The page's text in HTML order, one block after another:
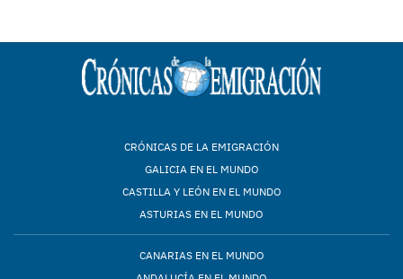
CRÓNICAS DE LA EMIGRACIÓN
GALICIA EN EL MUNDO
CASTILLA Y LEÓN EN EL MUNDO
ASTURIAS EN EL MUNDO
CANARIAS EN EL MUNDO